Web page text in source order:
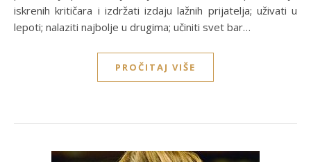
iskrenih kritičara i izdržati izdaju lažnih prijatelja; uživati u
lepoti; nalaziti najbolje u drugima; učiniti svet bar…
PROČITAJ VIŠE